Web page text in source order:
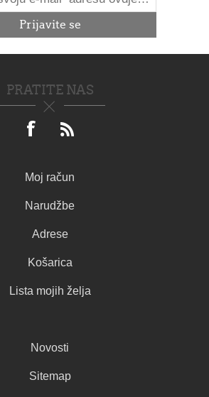
PRATITE NAS
Moj račun
Narudžbe
Adrese
Košarica
Lista mojih želja
Novosti
Sitemap